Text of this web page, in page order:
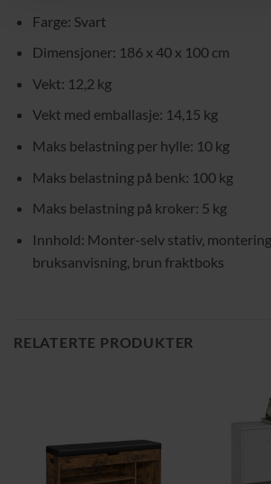
Farge: Svart
Dimensjoner: 186 x 40 x 100 cm
Vekt: 12,2 kg
Vekt med emballasje: 14,15 kg
Maks belastning per hylle: 10 kg
Maks belastning på benk: 100 kg
Maks belastning på kroker: 5 kg
Innhold: Monter-selv stativ,
bruksanvisning, brun fraktboks
RELATERTE PRODUKTER